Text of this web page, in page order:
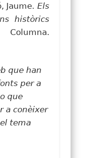
Jaume. Els
històrics
que han
per a
que
a conèixer
tema